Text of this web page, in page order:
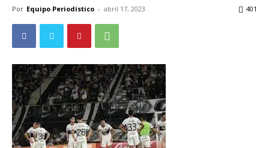
Por Equipo Periodístico - abril 17, 2023 401